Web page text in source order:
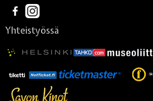
Yhteistyössä